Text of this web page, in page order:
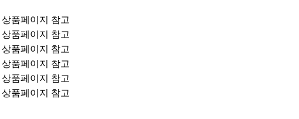
상품페이지 참고
상품페이지 참고
상품페이지 참고
상품페이지 참고
상품페이지 참고
상품페이지 참고